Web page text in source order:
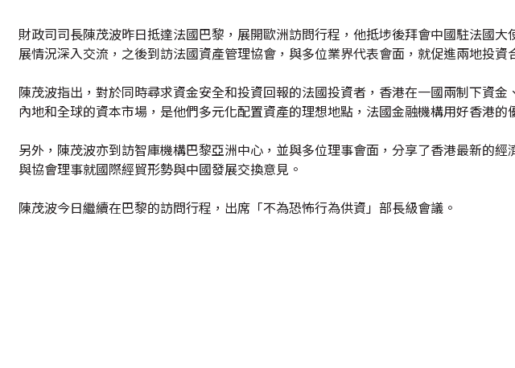
財政司司長陳茂波昨日抵達法國巴黎，展開歐洲訪問行程，他抵埗後拜會中國駐法國
展情況深入交流，之後到訪法國資產管理協會，與多位業界代表會面，就促進兩地投資
陳茂波指出，對於同時尋求資金安全和投資回報的法國投資者，香港在一國兩制下資
內地和全球的資本市場，是他們多元化配置資產的理想地點，法國金融機構用好香港
另外，陳茂波亦到訪智庫機構巴黎亞洲中心，並與多位理事會面，分享了香港最新的
與協會理事就國際經貿形勢與中國發展交換意見。
陳茂波今日繼續在巴黎的訪問行程，出席「不為恐怖行為供資」部長級會議。